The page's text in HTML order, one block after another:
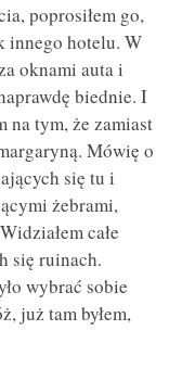
poprosiłem go,
innego hotelu. W
oknami auta i
biednie. I
na tym, że zamiast
Mówię o
się tu i
żebrami,
całe
się ruinach.
wybrać sobie
już tam byłem,